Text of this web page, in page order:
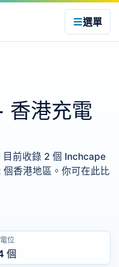
選單
香港充電
目前收錄 2 個 Inchcape
香港地區。你可在此比
位
個